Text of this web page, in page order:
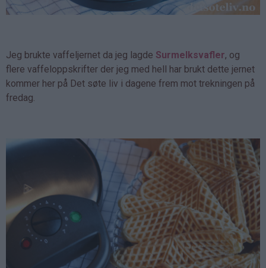
Jeg brukte vaffeljernet da jeg lagde Surmelksvafler, og
flere vaffeloppskrifter der jeg med hell har brukt dette jernet
kommer her på Det søte liv i dagene frem mot trekningen på
fredag.